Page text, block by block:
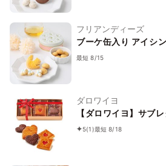
フリアンディーズ
ブーケ缶入り アイシ
最短 8/15
ダロワイヨ
【ダロワイヨ】サブ
5(1)最短 8/18